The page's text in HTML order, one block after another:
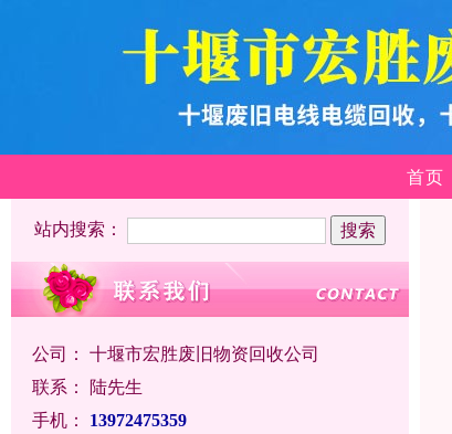
首页
站内搜索：
公司： 十堰市宏胜废旧物资回收公司
联系： 陆先生
手机：
13972475359